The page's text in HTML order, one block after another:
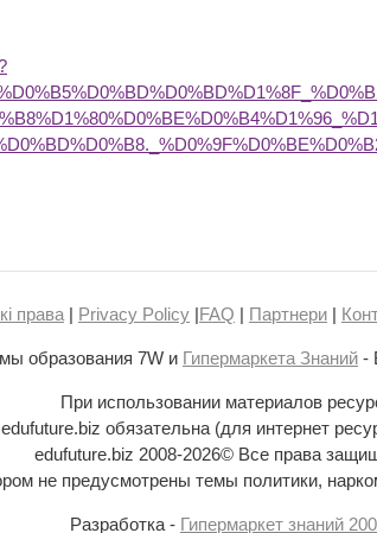
права | Privacy Policy |FAQ | Партнери |
образования 7W и Гипермаркета Знаний -
При использовании материалов
обязательна (для интернет
edufuture.biz 2008-2026© Все права
не предусмотрены темы политики,
Разработка - Гипермаркет знаний